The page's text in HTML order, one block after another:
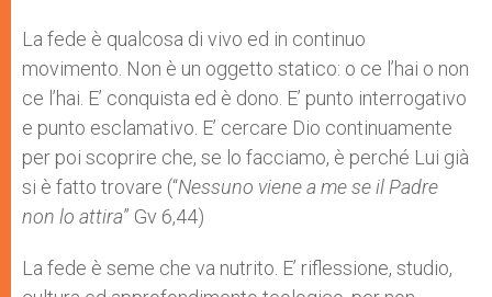
La fede è qualcosa di vivo ed in continuo
movimento. Non è un oggetto statico: o ce l’hai o non
ce l’hai. E’ conquista ed è dono. E’ punto interrogativo
e punto esclamativo. E’ cercare Dio continuamente
per poi scoprire che, se lo facciamo, è perché Lui già
si è fatto trovare (“Nessuno viene a me se il Padre
non lo attira” Gv 6,44)
La fede è seme che va nutrito. E’ riflessione, studio,